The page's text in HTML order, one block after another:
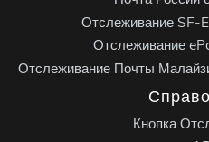
Отслеживание SF-
Отслеживание
Отслеживание Почты
Кнопка